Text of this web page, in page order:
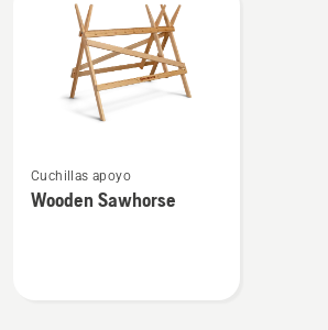
products
más
detalles
Cuchillas apoyo
Wooden Sawhorse